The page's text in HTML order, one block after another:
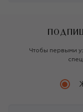
Чтобы первыми